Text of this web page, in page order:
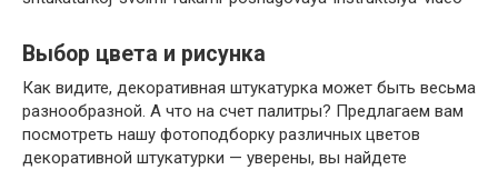
Выбор цвета и рисунка
Как видите, декоративная штукатурка может быть весьма
разнообразной. А что на счет палитры? Предлагаем вам
посмотреть нашу фотоподборку различных цветов
декоративной штукатурки — уверены, вы найдете